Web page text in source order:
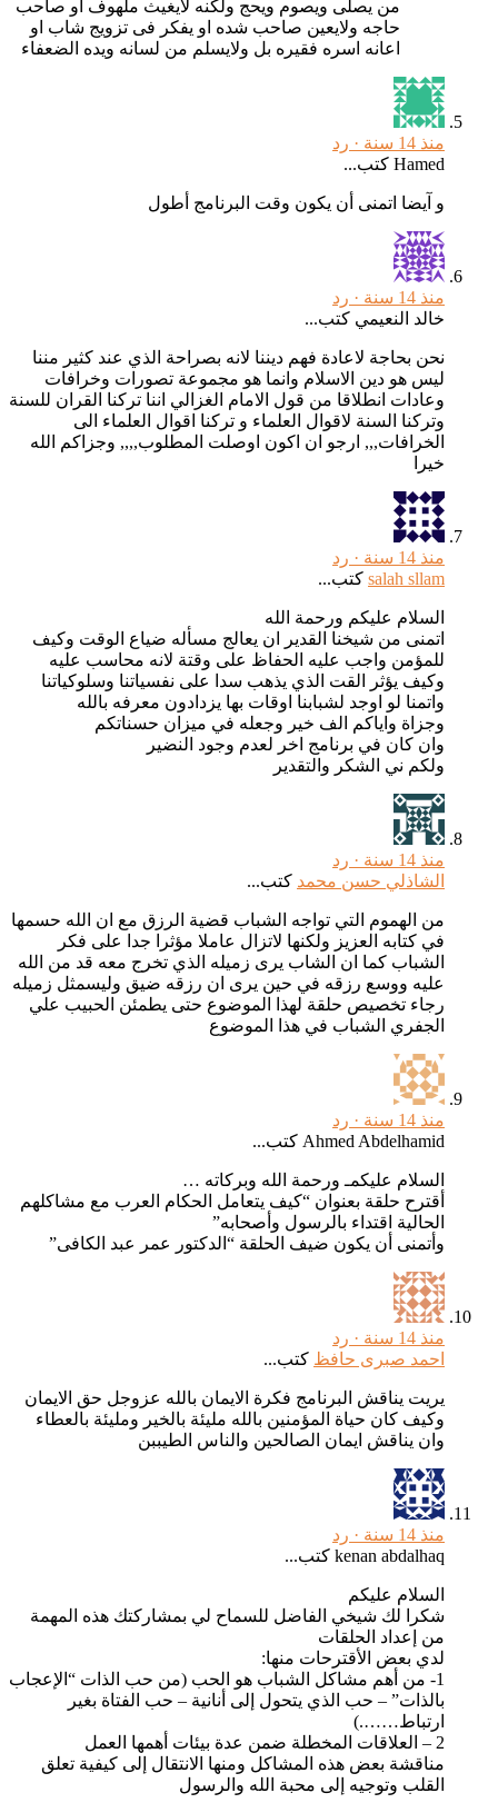
من يصلى ويصوم ويحج ولكنه لايغيث ملهوف او صاحب
حاجه ولايعين صاحب شده او يفكر فى تزويج شاب او
اعانه اسره فقيره بل ولايسلم من لسانه ويده الضعفاء
رد
Hamed كتب...
و آيضا اتمنى أن يكون وقت البرنامج أطول
رد
خالد النعيمي كتب...
نحن بحاجة لاعادة فهم ديننا لانه بصراحة الذي عند كثير مننا
ليس هو دين الاسلام وانما هو مجموعة تصورات وخرافات
وعادات انطلاقا من قول الامام الغزالي اننا تركنا القران للسنة
وتركنا السنة لاقوال العلماء و تركنا اقوال العلماء الى
الخرافات,,, ارجو ان اكون اوصلت المطلوب,,,, وجزاكم الله
رد
salah sllamكتب...
السلام عليكم ورحمة الله
اتمنى من شيخنا القدير ان يعالج مسأله ضياع الوقت وكيف
للمؤمن واجب عليه الحفاظ على وقتة لانه محاسب عليه
وكيف يؤثر القت الذي يذهب سدا على نفسياتنا وسلوكياتنا
واتمنا لو اوجد لشبابنا اوقات بها يزدادون معرفه بالله
وجزاة واياكم الف خير وجعله في ميزان حسناتكم
وان كان في برنامج اخر لعدم وجود النضير
ولكم ني الشكر والتقدير
رد
الشاذلي حسن محمد كتب...
من الهموم التي تواجه الشباب قضية الرزق مع ان الله حسمها
في كتابه العزيز ولكنها لاتزال عاملا مؤثرا جدا على فكر
الشباب كما ان الشاب يرى زميله الذي تخرج معه قد من الله
عليه ووسع رزقه في حين يرى ان رزقه ضيق وليسمثل زميله
رجاء تخصيص حلقة لهذا الموضوع حتى يطمئن الحبيب علي
الجفري الشباب في هذا الموضوع
رد
Ahmed Abdelhamid كتب...
السلام عليكمـ ورحمة الله وبركاته …
أقترح حلقة بعنوان “كيف يتعامل الحكام العرب مع مشاكلهم
الحالية اقتداء بالرسول وأصحابه”
وأتمنى أن يكون ضيف الحلقة “الدكتور عمر عبد الكافى”
رد
احمد صبرى حافظ كتب...
يريت يناقش البرنامج فكرة الايمان بالله عزوجل حق الايمان
وكيف كان حياة المؤمنين بالله مليئة بالخير ومليئة بالعطاء
وان يناقش ايمان الصالحين والناس الطيببن
رد
kenan abdalhaq كتب...
السلام عليكم
شكرا لك شيخي الفاضل للسماح لي بمشاركتك هذه المهمة
من إعداد الحلقات
لدي بعض الأقترحات منها:
1- من أهم مشاكل الشباب هو الحب (من حب الذات “الإعجاب
بالذات” – حب الذي يتحول إلى أنانية – حب الفتاة بغير
ارتباط…….)
مناقشة بعض هذه المشاكل ومنها الانتقال إلى كيفية تعلق
القلب وتوجيه إلى محبة الله والرسول